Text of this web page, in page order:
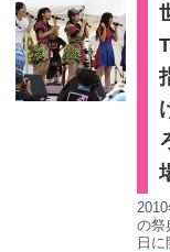
の祭
日に